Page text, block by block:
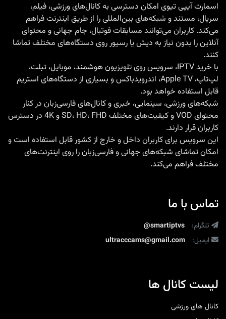
اسمارت آیپی تیوی امکان دسترسی به کانال‌های ورزشی، فیلم،
سریال، مستند و شبکه‌های بین‌المللی را از طریق اینترنت فراهم
می‌کند. کاربران می‌توانند مسابقات فوتبال، جام جهانی و محتوای
آنلاین را بدون نیاز به دیش یا رسیور روی دستگاه‌های مختلف تماشا
کنند.
با خرید IPTV
، سرویس روی تلویزیون هوشمند، موبایل، تبلت،
لپ‌تاپ، Apple TV، اندرویدباکس و بسیاری از دستگاه‌های استریم
قابل استفاده خواهد بود.
شبکه‌های ورزشی، سینمایی، خبری و کانال‌های فارسی‌زبان در کنار
محتوای VOD و کیفیت‌های مختلف SD، HD، FHD و 4K در دسترس
کاربران قرار دارند.
این سرویس برای کاربران داخل و خارج از کشور قابل استفاده است و
امکان تماشای شبکه‌های جهانی و فارسی‌زبان را روی اینترنت‌های
مختلف فراهم می‌کند.
تماس با ما
تلگرام:
@smartiptvs
ایمیل:
ultracccams@gmail.com
لیست کانال ها
کانال های ورزشی